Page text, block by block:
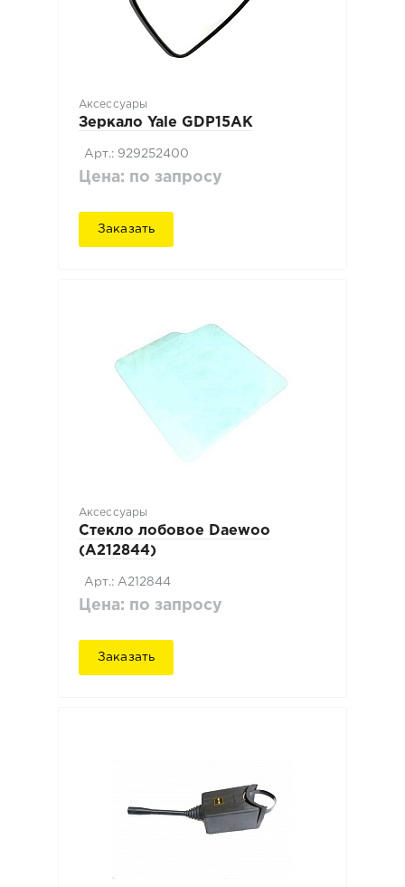
Аксессуары
Зеркало Yale GDP15AK
Арт.: 929252400
Цена: по запросу
Заказать
Аксессуары
Стекло лобовое Daewoo
(A212844)
Арт.: A212844
Цена: по запросу
Заказать